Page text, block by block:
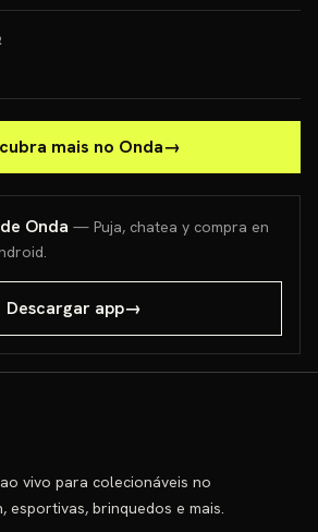
mais no Onda→
Onda — Puja, chatea y compra en
Descargar app→
vivo para colecionáveis no
esportivas, brinquedos e mais.